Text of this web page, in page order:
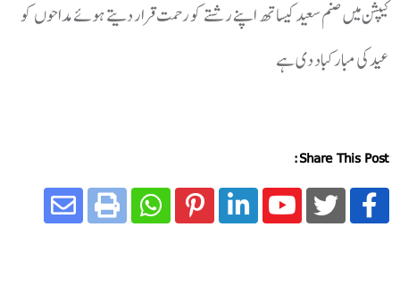
کیپشن میں صنم سعید کیساتھ اپنے رشتے کو رحمت قرار دیتے ہوئے مداحوں کو
عید کی مبارکباد دی ہے
Share This Post: